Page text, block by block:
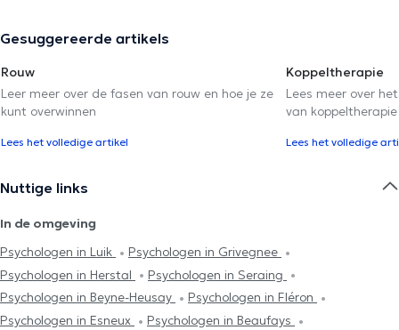
Gesuggereerde artikels
Rouw
Leer meer over de fasen van rouw en hoe je ze
kunt overwinnen
Lees het volledige artikel
Koppeltherapie
Lees meer over
van koppeltherapie
Lees het volledige
Nuttige links
In de omgeving
Psychologen in Luik
Psychologen in Grivegnee
Psychologen in Herstal
Psychologen in Seraing
Psychologen in Beyne-Heusay
Psychologen in Fléron
Psychologen in Esneux
Psychologen in Beaufays